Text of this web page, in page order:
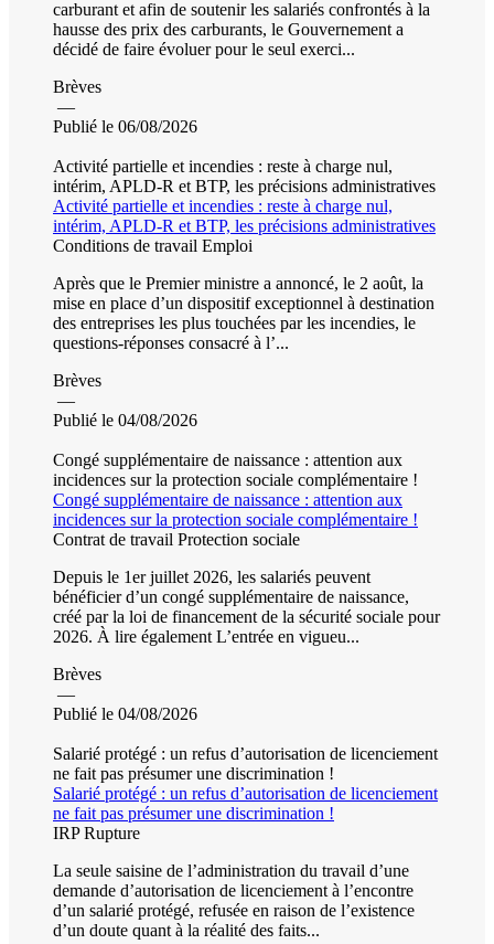
carburant et afin de soutenir les salariés confrontés à la
hausse des prix des carburants, le Gouvernement a
décidé de faire évoluer pour le seul exerci...
Brèves
—
Publié le 06/08/2026
Activité partielle et incendies : reste à charge nul,
intérim, APLD-R et BTP, les précisions administratives
Activité partielle et incendies : reste à charge nul,
intérim, APLD-R et BTP, les précisions administratives
Conditions de travail Emploi
Après que le Premier ministre a annoncé, le 2 août, la
mise en place d’un dispositif exceptionnel à destination
des entreprises les plus touchées par les incendies, le
questions-réponses consacré à l’...
Brèves
—
Publié le 04/08/2026
Congé supplémentaire de naissance : attention aux
incidences sur la protection sociale complémentaire !
Congé supplémentaire de naissance : attention aux
incidences sur la protection sociale complémentaire !
Contrat de travail Protection sociale
Depuis le 1er juillet 2026, les salariés peuvent
bénéficier d’un congé supplémentaire de naissance,
créé par la loi de financement de la sécurité sociale pour
2026. À lire également L’entrée en vigueu...
Brèves
—
Publié le 04/08/2026
Salarié protégé : un refus d’autorisation de licenciement
ne fait pas présumer une discrimination !
Salarié protégé : un refus d’autorisation de licenciement
ne fait pas présumer une discrimination !
IRP Rupture
La seule saisine de l’administration du travail d’une
demande d’autorisation de licenciement à l’encontre
d’un salarié protégé, refusée en raison de l’existence
d’un doute quant à la réalité des faits...